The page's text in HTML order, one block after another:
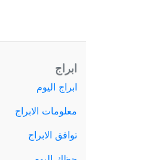
ابراج
ابراج اليوم
معلومات الابراج
توافق الابراج